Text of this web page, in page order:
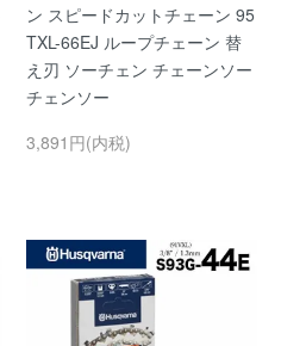
ン スピードカットチェーン 95
TXL-66EJ ループチェーン 替
え刃 ソーチェン チェーンソー
チェンソー
3,891円(内税)